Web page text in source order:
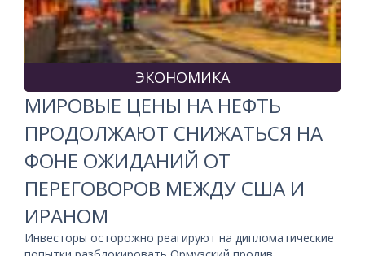
ЭКОНОМИКА
МИРОВЫЕ ЦЕНЫ НА НЕФТЬ
ПРОДОЛЖАЮТ СНИЖАТЬСЯ НА
ФОНЕ ОЖИДАНИЙ ОТ
ПЕРЕГОВОРОВ МЕЖДУ США И
ИРАНОМ
Инвесторы осторожно реагируют на дипломатические